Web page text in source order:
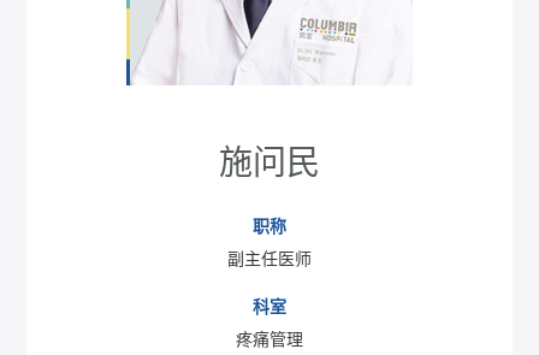
施问民
职称
副主任医师
科室
疼痛管理